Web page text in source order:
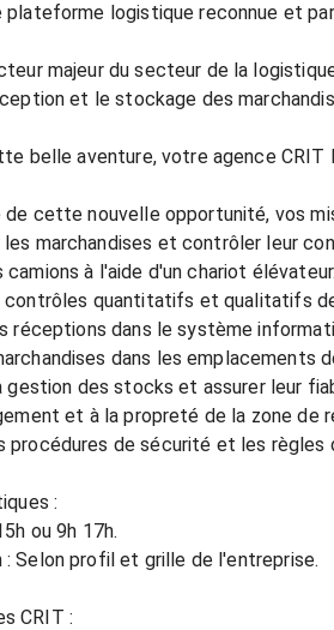
plateforme logistique reconnue et
majeur du secteur de la
et le stockage des
belle aventure, votre agence
de cette nouvelle opportunité, vos
les marchandises et contrôler leur
camions à l'aide d'un chariot élévateur.
quantitatifs et qualitatifs
réceptions dans le système
dans les emplacements
gestion des stocks et assurer leur
et à la propreté de la zone de
procédures de sécurité et les règles
:
ou 9h 17h.
: Selon profil et grille de l'entreprise.
CRIT :